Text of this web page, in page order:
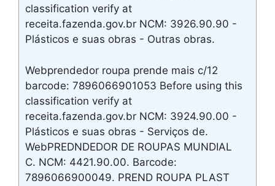
classification verify at
receita.fazenda.gov.br NCM: 3926.90.90 -
Plásticos e suas obras - Outras obras.
Webprendedor roupa prende mais c/12
barcode: 7896066901053 Before using this
classification verify at
receita.fazenda.gov.br NCM: 3924.90.00 -
Plásticos e suas obras - Serviços de.
WebPREDNDEDOR DE ROUPAS MUNDIAL
C. NCM: 4421.90.00. Barcode:
7896066900049. PREND ROUPA PLAST